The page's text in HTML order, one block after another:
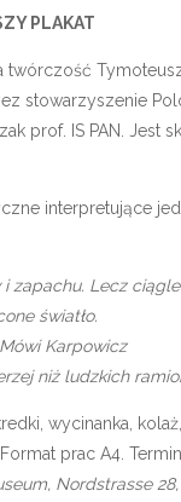
PLAKAT
twórczość
stowarzyszenie
prof. IS PAN. Jest
interpretujące
zapachu. Lecz
światło.
Karpowicz
niż ludzkich
wycinanka,
prac A4.
Nordstrasse